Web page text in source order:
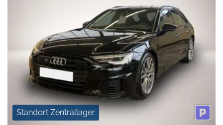
Standort Zentrallager